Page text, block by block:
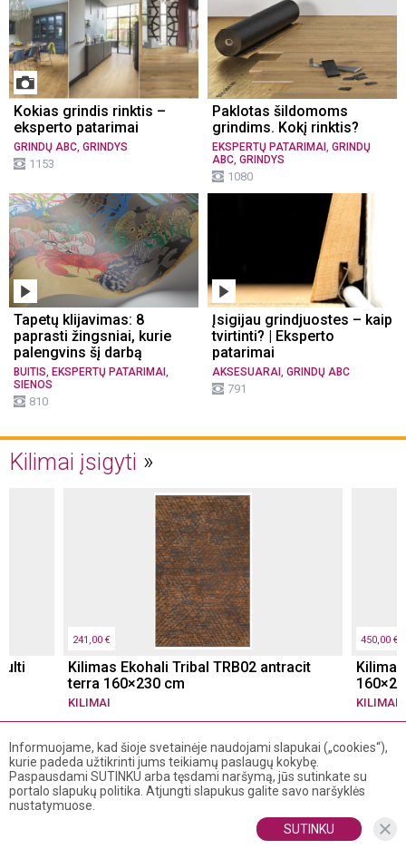
Kokias grindis rinktis –
eksperto patarimai
GRINDŲ ABC, GRINDYS
1153
Paklotas šildomoms
grindims. Kokį rinktis?
EKSPERTŲ PATARIMAI , GRINDŲ
ABC, GRINDYS
1080
Tapetų klijavimas: 8
paprasti žingsniai, kurie
palengvins šį darbą
BUITIS EKSPERTŲ PATARIMAI
SIENOS
810
Įsigijau grindjuostes – kaip
tvirtinti? | Eksperto
patarimai
AKSESUARAI GRINDŲ ABC
791
Kilimai įsigyti
241,00 €
Kilimas Ekohali Tribal TRB02 antracit
terra 160×230 cm
KILIMAI
450,00 €
KILIMAI
Informuojame, kad šioje svetainėje naudojami slapukai („cookies“),
kurie padeda užtikrinti jums teikiamų paslaugų kokybę.
Paspausdami SUTINKU arba tęsdami naršymą, jūs sutinkate su
portalo slapukų politika. Atjungti slapukus galite savo naršyklės
nustatymuose.
SUTINKU